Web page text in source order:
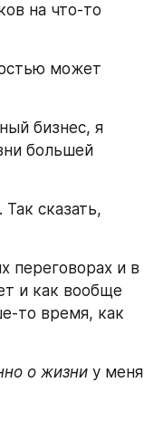
на что-то
может
бизнес, я
большей
сказать,
переговорах и в
и как вообще
то время, как
о жизни у меня